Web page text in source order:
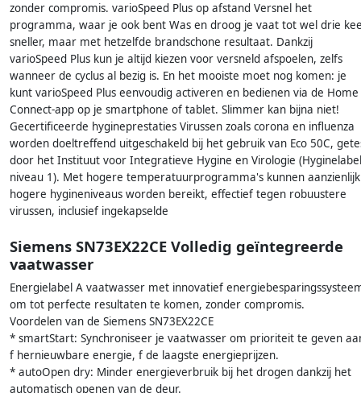
zonder compromis. varioSpeed Plus op afstand Versnel het
programma, waar je ook bent Was en droog je vaat tot wel drie
sneller, maar met hetzelfde brandschone resultaat. Dankzij
varioSpeed Plus kun je altijd kiezen voor versneld afspoelen, zelfs
wanneer de cyclus al bezig is. En het mooiste moet nog komen: je
kunt varioSpeed Plus eenvoudig activeren en bedienen via de Home
Connect-app op je smartphone of tablet. Slimmer kan bijna niet!
Gecertificeerde hygineprestaties Virussen zoals corona en influenza
worden doeltreffend uitgeschakeld bij het gebruik van Eco 50C,
door het Instituut voor Integratieve Hygine en Virologie (Hyginelabel
niveau 1). Met hogere temperatuurprogramma's kunnen aanzienlijk
hogere hygineniveaus worden bereikt, effectief tegen robuustere
virussen, inclusief ingekapselde
Siemens SN73EX22CE Volledig geïntegreerde
vaatwasser
Energielabel A vaatwasser met innovatief
om tot perfecte resultaten te komen, zonder compromis.
Voordelen van de Siemens SN73EX22CE
* smartStart: Synchroniseer je vaatwasser om prioriteit te geven
f hernieuwbare energie, f de laagste energieprijzen.
* autoOpen dry: Minder energieverbruik bij het drogen dankzij het
automatisch openen van de deur.